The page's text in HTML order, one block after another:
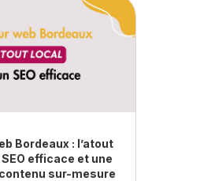
Bordeaux : l’atout
efficace et une
sur-mesure